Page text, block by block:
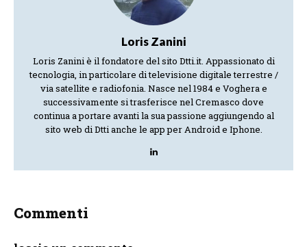
Loris Zanini
Loris Zanini è il fondatore del sito Dtti.it. Appassionato di
tecnologia, in particolare di televisione digitale terrestre /
via satellite e radiofonia. Nasce nel 1984 e Voghera e
successivamente si trasferisce nel Cremasco dove
continua a portare avanti la sua passione aggiungendo al
sito web di Dtti anche le app per Android e Iphone.
Commenti